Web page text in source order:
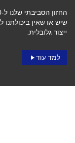
שיש או שאין
ייצור גלובלית.
למד עוד